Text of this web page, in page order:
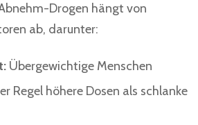
Drogen hängt von
ab, darunter:
Übergewichtige Menschen
Regel höhere Dosen als schlanke